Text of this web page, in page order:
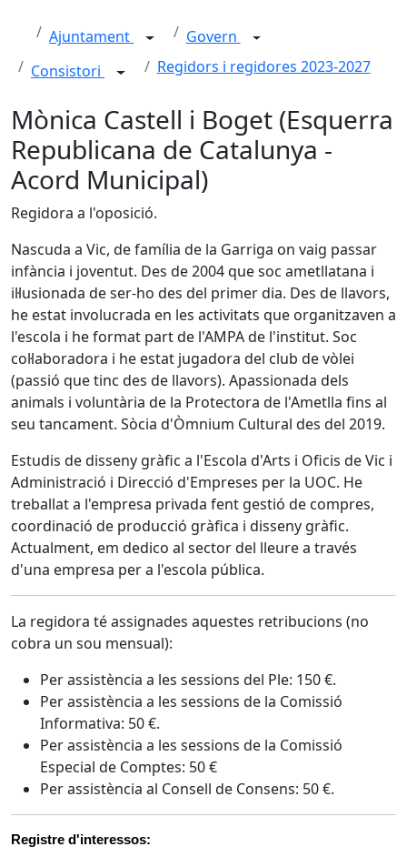
Ajuntament
Govern
Consistori
Regidors i regidores 2023-2027
Mònica Castell i Boget (Esquerra
Republicana de Catalunya -
Acord Municipal)
Regidora a l'oposició.
Nascuda a Vic, de família de la Garriga on vaig passar
infància i joventut. Des de 2004 que soc ametllatana i
il·lusionada de ser-ho des del primer dia. Des de llavors,
he estat involucrada en les activitats que organitzaven a
l'escola i he format part de l'AMPA de l'institut. Soc
col·laboradora i he estat jugadora del club de vòlei
(passió que tinc des de llavors). Apassionada dels
animals i voluntària de la Protectora de l'Ametlla fins al
seu tancament. Sòcia d'Òmnium Cultural des del 2019.
Estudis de disseny gràfic a l'Escola d'Arts i Oficis de Vic i
Administració i Direcció d'Empreses per la UOC. He
treballat a l'empresa privada fent gestió de compres,
coordinació de producció gràfica i disseny gràfic.
Actualment, em dedico al sector del lleure a través
d'una empresa per a l'escola pública.
La regidora té assignades aquestes retribucions (no
cobra un sou mensual):
Per assistència a les sessions del Ple: 150 €.
Per assistència a les sessions de la Comissió
Informativa: 50 €.
Per assistència a les sessions de la Comissió
Especial de Comptes: 50 €
Per assistència al Consell de Consens: 50 €.
Registre d'interessos: